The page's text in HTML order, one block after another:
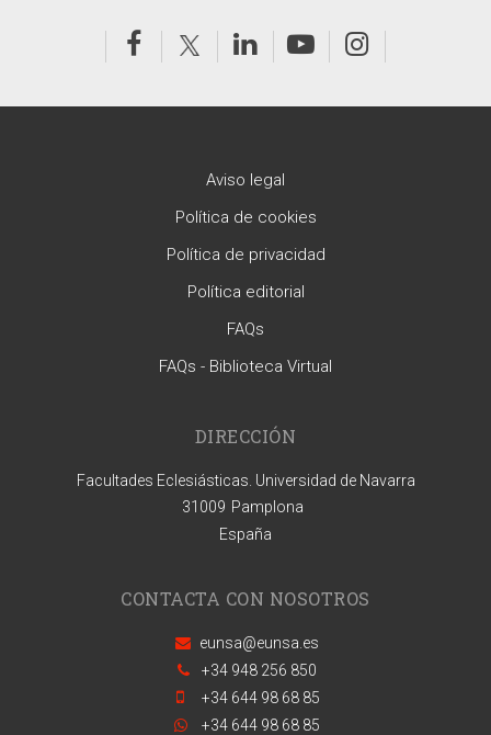
Aviso legal
Política de cookies
Política de privacidad
Política editorial
FAQs
FAQs - Biblioteca Virtual
DIRECCIÓN
Facultades Eclesiásticas. Universidad de Navarra
31009 Pamplona
España
CONTACTA CON NOSOTROS
eunsa@eunsa.es
+34 948 256 850
+34 644 98 68 85
+34 644 98 68 85